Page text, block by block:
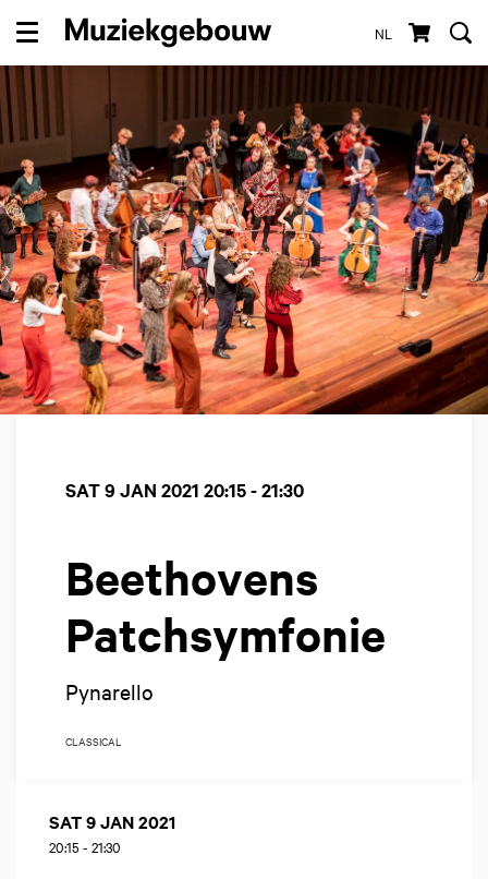
NL
Menu
Beethovens
Patchsymfonie
Pynarello
SAT 9 JAN 2021 20:15 - 21:30
CLASSICAL
SAT 9 JAN 2021
20:15 - 21:30